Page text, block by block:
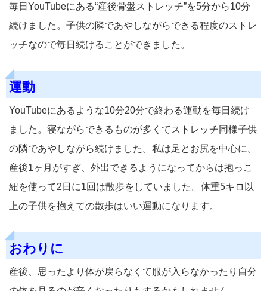
毎日YouTubeにある“産後骨盤ストレッチ”を5分から10分
続けました。子供の隣であやしながらできる程度のストレ
ッチなので毎日続けることができました。
運動
YouTubeにあるような10分20分で終わる運動を毎日続け
ました。寝ながらできるものが多くてストレッチ同様子供
の隣であやしながら続けました。私は足とお尻を中心に。
産後1ヶ月がすぎ、外出できるようになってからは抱っこ
紐を使って2日に1回は散歩をしていました。体重5キロ以
上の子供を抱えての散歩はいい運動になります。
おわりに
産後、思ったより体が戻らなくて服が入らなかったり自分